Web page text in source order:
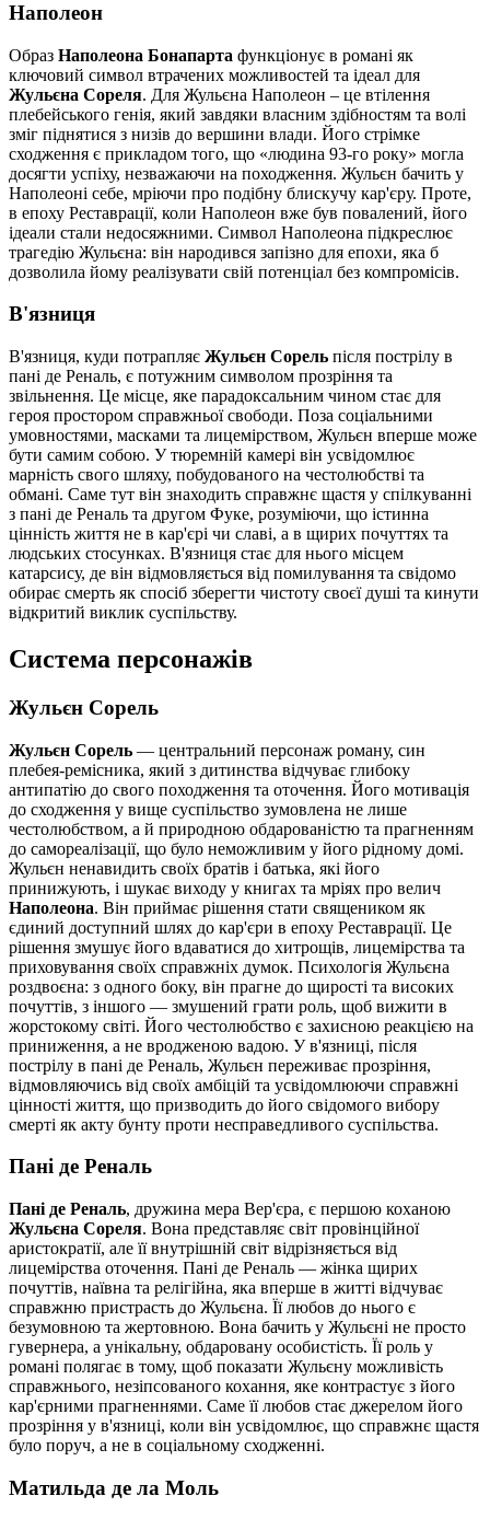
Наполеон
Образ Наполеона Бонапарта функціонує в романі як
ключовий символ втрачених можливостей та ідеал для
Жульєна Сореля. Для Жульєна Наполеон – це втілення
плебейського генія, який завдяки власним здібностям та волі
зміг піднятися з низів до вершини влади. Його стрімке
сходження є прикладом того, що «людина 93-го року» могла
досягти успіху, незважаючи на походження. Жульєн бачить у
Наполеоні себе, мріючи про подібну блискучу кар'єру. Проте,
в епоху Реставрації, коли Наполеон вже був повалений, його
ідеали стали недосяжними. Символ Наполеона підкреслює
трагедію Жульєна: він народився запізно для епохи, яка б
дозволила йому реалізувати свій потенціал без компромісів.
В'язниця
В'язниця, куди потрапляє Жульєн Сорель після пострілу в
пані де Реналь, є потужним символом прозріння та
звільнення. Це місце, яке парадоксальним чином стає для
героя простором справжньої свободи. Поза соціальними
умовностями, масками та лицемірством, Жульєн вперше може
бути самим собою. У тюремній камері він усвідомлює
марність свого шляху, побудованого на честолюбстві та
обмані. Саме тут він знаходить справжнє щастя у спілкуванні
з пані де Реналь та другом Фуке, розуміючи, що істинна
цінність життя не в кар'єрі чи славі, а в щирих почуттях та
людських стосунках. В'язниця стає для нього місцем
катарсису, де він відмовляється від помилування та свідомо
обирає смерть як спосіб зберегти чистоту своєї душі та кинути
відкритий виклик суспільству.
Система персонажів
Жульєн Сорель
Жульєн Сорель — центральний персонаж роману, син
плебея-ремісника, який з дитинства відчуває глибоку
антипатію до свого походження та оточення. Його мотивація
до сходження у вище суспільство зумовлена не лише
честолюбством, а й природною обдарованістю та прагненням
до самореалізації, що було неможливим у його рідному домі.
Жульєн ненавидить своїх братів і батька, які його
принижують, і шукає виходу у книгах та мріях про велич
Наполеона. Він приймає рішення стати священиком як
єдиний доступний шлях до кар'єри в епоху Реставрації. Це
рішення змушує його вдаватися до хитрощів, лицемірства та
приховування своїх справжніх думок. Психологія Жульєна
роздвоєна: з одного боку, він прагне до щирості та високих
почуттів, з іншого — змушений грати роль, щоб вижити в
жорстокому світі. Його честолюбство є захисною реакцією на
приниження, а не вродженою вадою. У в'язниці, після
пострілу в пані де Реналь, Жульєн переживає прозріння,
відмовляючись від своїх амбіцій та усвідомлюючи справжні
цінності життя, що призводить до його свідомого вибору
смерті як акту бунту проти несправедливого суспільства.
Пані де Реналь
Пані де Реналь, дружина мера Вер'єра, є першою коханою
Жульєна Сореля. Вона представляє світ провінційної
аристократії, але її внутрішній світ відрізняється від
лицемірства оточення. Пані де Реналь — жінка щирих
почуттів, наївна та релігійна, яка вперше в житті відчуває
справжню пристрасть до Жульєна. Її любов до нього є
безумовною та жертовною. Вона бачить у Жульєні не просто
гувернера, а унікальну, обдаровану особистість. Її роль у
романі полягає в тому, щоб показати Жульєну можливість
справжнього, незіпсованого кохання, яке контрастує з його
кар'єрними прагненнями. Саме її любов стає джерелом його
прозріння у в'язниці, коли він усвідомлює, що справжнє щастя
було поруч, а не в соціальному сходженні.
Матильда де ла Моль